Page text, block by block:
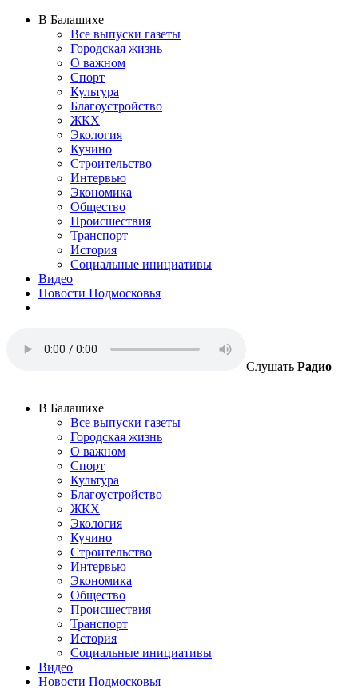
В Балашихе
Все выпуски газеты
Городская жизнь
О важном
Спорт
Культура
Благоустройство
ЖКХ
Экология
Кучино
Строительство
Интервью
Экономика
Общество
Происшествия
Транспорт
История
Социальные инициативы
Видео
Новости Подмосковья
Слушать Радио
В Балашихе
Все выпуски газеты
Городская жизнь
О важном
Спорт
Культура
Благоустройство
ЖКХ
Экология
Кучино
Строительство
Интервью
Экономика
Общество
Происшествия
Транспорт
История
Социальные инициативы
Видео
Новости Подмосковья